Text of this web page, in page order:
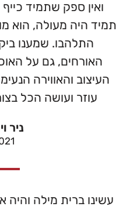
ואין ספק שתמיד
תמיד היה מעולה, הוא
התלהבו. שמענו
האורחים, גם על
העיצוב והאווירה
עוזר ועושה הכל
ניר
עשינו ברית מילה